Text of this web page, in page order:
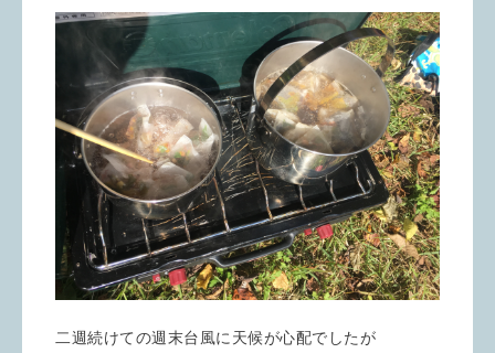
二週続けての週末台風に天候が心配でしたが